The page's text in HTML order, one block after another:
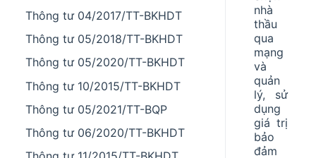
Thông tư 04/2017/TT-BKHDT
Thông tư 05/2018/TT-BKHDT
Thông tư 05/2020/TT-BKHDT
Thông tư 10/2015/TT-BKHDT
Thông tư 05/2021/TT-BQP
Thông tư 06/2020/TT-BKHDT
nhà
thầu
qua
mạng
và
quản
lý, sử
dụng
giá trị
bảo
đảm